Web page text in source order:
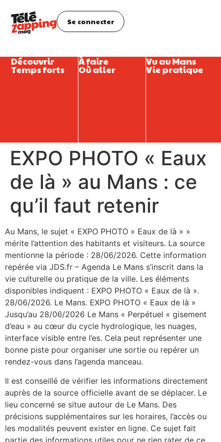
Se connecter
Découvrir
Temps forts
À faire
Où aller
Vu au Mans
Vie pratique
EXPO PHOTO « Eaux
de là » au Mans : ce
qu’il faut retenir
Au Mans, le sujet « EXPO PHOTO « Eaux de là » »
mérite l’attention des habitants et visiteurs. La source
mentionne la période : 28/06/2026. Cette information
repérée via JDS.fr – Agenda Le Mans s’inscrit dans la
vie culturelle ou pratique de la ville. Les éléments
disponibles indiquent : EXPO PHOTO « Eaux de là ».
28/06/2026. Le Mans. EXPO PHOTO « Eaux de là »
Jusqu’au 28/06/2026 Le Mans « Perpétuel « gisement
d’eau » au cœur du cycle hydrologique, les nuages,
interface visible entre l’es. Cela peut représenter une
bonne piste pour organiser une sortie ou repérer un
rendez-vous dans l’agenda manceau.
Il est conseillé de vérifier les informations directement
auprès de la source officielle avant de se déplacer. Le
lieu concerné se situe autour de Le Mans. Des
précisions supplémentaires sur les horaires, l’accès ou
les modalités peuvent exister en ligne. Ce sujet fait
partie des informations utiles pour ne rien rater de ce